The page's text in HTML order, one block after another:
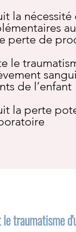
la
perte de
le
de l’enfant
la perte
traumatisme